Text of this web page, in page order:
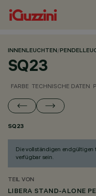
INNENLEUCHTEN/
SQ23
FARBE TECHNISCHE DATEN
SQ23
Die vollständigen endgültigen
verfügbar sein.
TEIL VON
LIBERA STAND-ALONE